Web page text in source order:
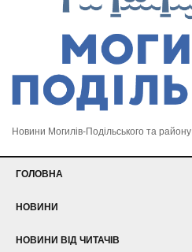
Новини Могилів-Подільського та району
ГОЛОВНА
НОВИНИ
НОВИНИ ВІД ЧИТАЧІВ